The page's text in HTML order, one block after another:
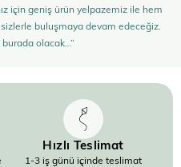
için geniş ürün yelpazemiz ile hem
buluşmaya devam edeceğiz.
burada olacak…”
Hızlı Teslimat
1-3 iş günü içinde teslimat